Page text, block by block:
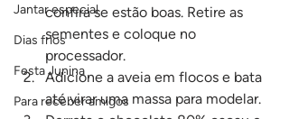
Jantar especial
Dias frios
Festa Junina
Para receber amigos
confira se estão boas. Retire as
sementes e coloque no
processador.
Adicione a aveia em flocos e bata
até virar uma massa para modelar.